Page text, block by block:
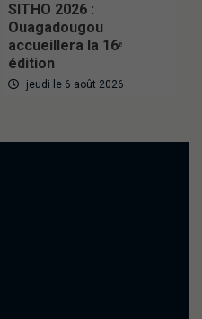
SITHO 2026 :
Ouagadougou
accueillera la 16ᵉ
édition
jeudi le 6 août 2026